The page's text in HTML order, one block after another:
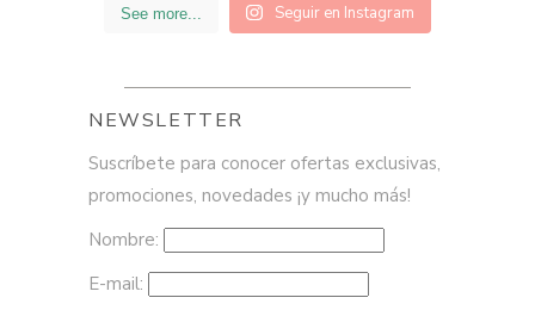
See more... Seguir en Instagram
NEWSLETTER
Suscríbete para conocer ofertas exclusivas,
promociones, novedades ¡y mucho más!
Nombre:
E-mail: